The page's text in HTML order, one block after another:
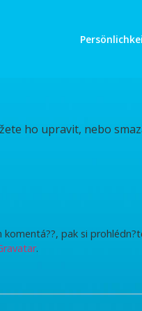
ho upravit, nebo
pak si
.